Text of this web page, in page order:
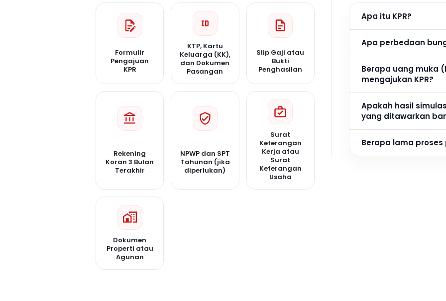
Formulir
Pengajuan
KPR
KTP, Kartu
Keluarga (KK),
dan Dokumen
Pasangan
Slip Gaji atau
Bukti
Penghasilan
Rekening
Koran 3 Bulan
Terakhir
NPWP dan SPT
Tahunan (jika
diperlukan)
Surat
Keterangan
Kerja atau
Surat
Keterangan
Usaha
Dokumen
Properti atau
Agunan
Apa itu KPR?
Apa perbedaan
Berapa uang muka
mengajukan KPR?
Apakah hasil
yang ditawarkan
Berapa lama proses